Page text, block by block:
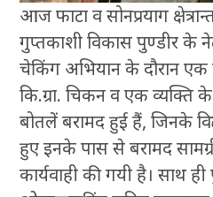
आज फाटा व सोनप्रयाग
गुप्तकाशी विकास पुण्डीर के
चेकिंग अभियान के दौरान
कि.ग्रा. चिकन व एक व्यक्ति
बोतलें बरामद हुई हैं, जिनके
हुए इनके पास से बरामद
कार्यवाही की गयी है। साथ